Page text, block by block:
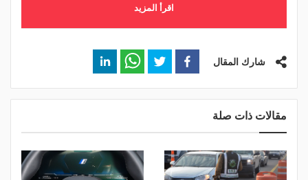
اقرأ المزيد
شارك المقال
مقالات ذات صلة